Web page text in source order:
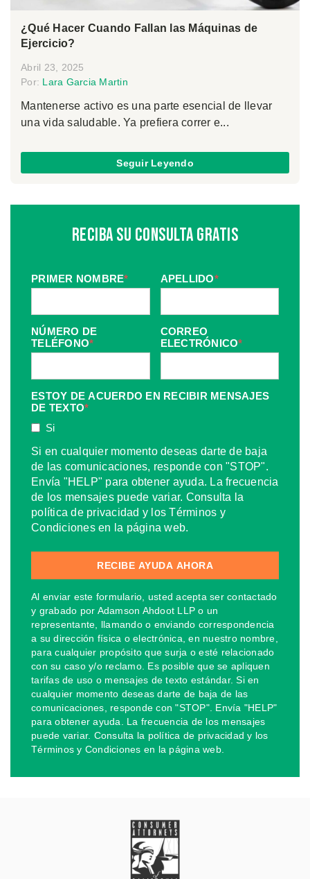
¿Qué Hacer Cuando Fallan las Máquinas de
Ejercicio?
Abril 23, 2025
Por: Lara Garcia Martin
Mantenerse activo es una parte esencial de llevar
una vida saludable. Ya prefiera correr e...
Seguir Leyendo
Reciba Su Consulta Gratis
PRIMER NOMBRE* APELLIDO*
NÚMERO DE
TELÉFONO*
CORREO
ELECTRÓNICO*
ESTOY DE ACUERDO EN RECIBIR MENSAJES
DE TEXTO*
Si
Si en cualquier momento deseas darte de baja
de las comunicaciones, responde con "STOP".
Envía "HELP" para obtener ayuda. La frecuencia
de los mensajes puede variar. Consulta la
política de privacidad y los Términos y
Condiciones en la página web.
Al enviar este formulario, usted acepta ser contactado
y grabado por Adamson Ahdoot LLP o un
representante, llamando o enviando correspondencia
a su dirección física o electrónica, en nuestro nombre,
para cualquier propósito que surja o esté relacionado
con su caso y/o reclamo. Es posible que se apliquen
tarifas de uso o mensajes de texto estándar. Si en
cualquier momento deseas darte de baja de las
comunicaciones, responde con "STOP". Envía "HELP"
para obtener ayuda. La frecuencia de los mensajes
puede variar. Consulta la política de privacidad y los
Términos y Condiciones en la página web.